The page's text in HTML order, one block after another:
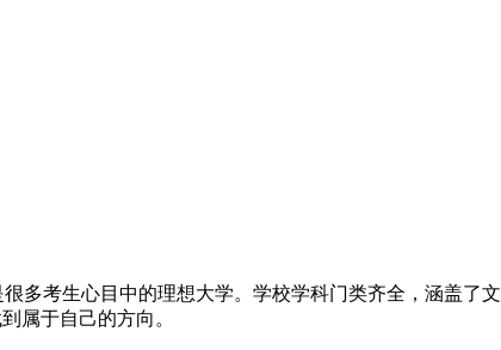
多考生心目中的理想大学。学校学科门类齐全，涵盖了
属于自己的方向。